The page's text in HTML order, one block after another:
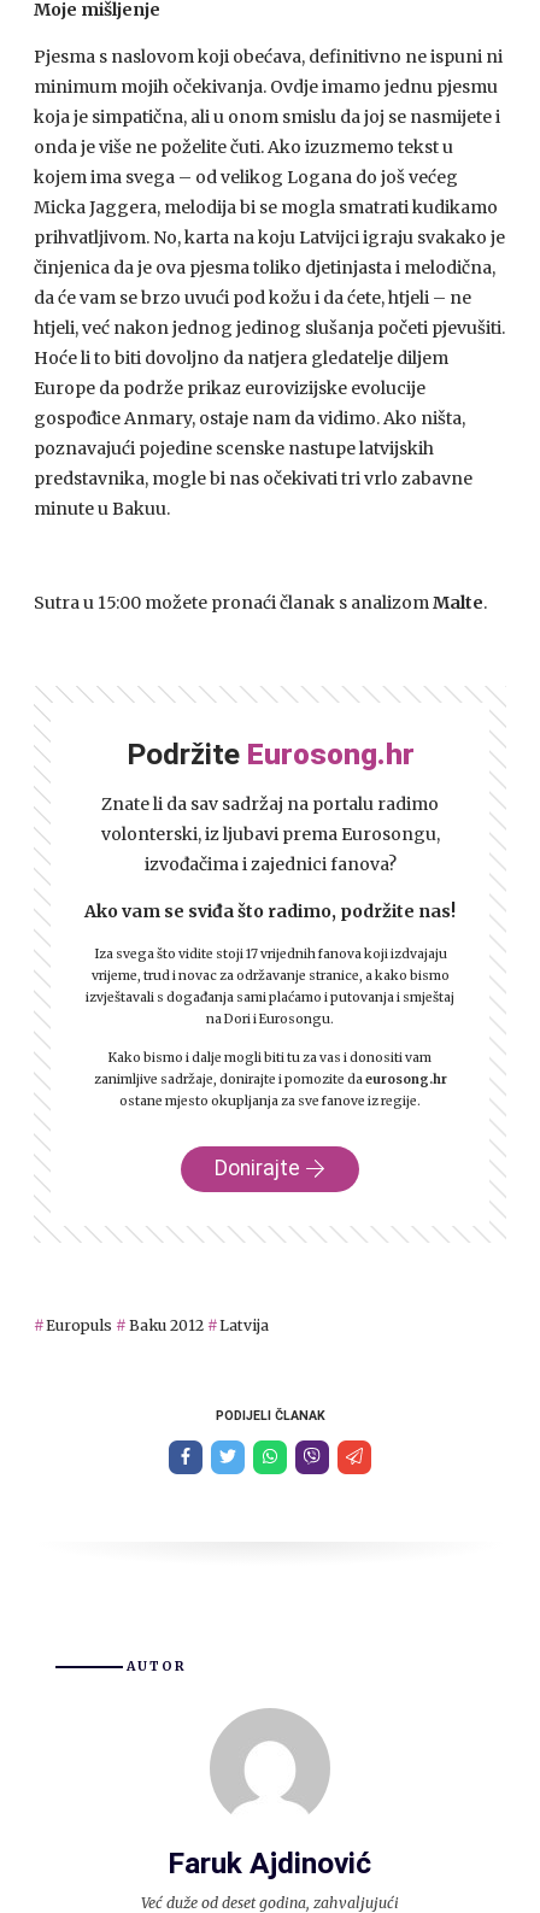
Moje mišljenje
Pjesma s naslovom koji obećava, definitivno ne ispuni ni
minimum mojih očekivanja. Ovdje imamo jednu pjesmu
koja je simpatična, ali u onom smislu da joj se nasmijete i
onda je više ne poželite čuti. Ako izuzmemo tekst u
kojem ima svega – od velikog Logana do još većeg
Micka Jaggera, melodija bi se mogla smatrati kudikamo
prihvatljivom. No, karta na koju Latvijci igraju svakako je
činjenica da je ova pjesma toliko djetinjasta i melodična,
da će vam se brzo uvući pod kožu i da ćete, htjeli – ne
htjeli, već nakon jednog jedinog slušanja početi pjevušiti.
Hoće li to biti dovoljno da natjera gledatelje diljem
Europe da podrže prikaz eurovizijske evolucije
gospođice Anmary, ostaje nam da vidimo. Ako ništa,
poznavajući pojedine scenske nastupe latvijskih
predstavnika, mogle bi nas očekivati tri vrlo zabavne
minute u Bakuu.
Sutra u 15:00 možete pronaći članak s analizom Malte.
Podržite Eurosong.hr
Znate li da sav sadržaj na portalu radimo
volonterski, iz ljubavi prema Eurosongu,
izvođačima i zajednici fanova?
Ako vam se sviđa što radimo, podržite nas!
Iza svega što vidite stoji 17 vrijednih fanova koji izdvajaju
vrijeme, trud i novac za održavanje stranice, a kako bismo
izvještavali s događanja sami plaćamo i putovanja i smještaj
na Dori i Eurosongu.
Kako bismo i dalje mogli biti tu za vas i donositi vam
zanimljive sadržaje, donirajte i pomozite da eurosong.hr
ostane mjesto okupljanja za sve fanove iz regije.
Donirajte
Europuls Baku 2012 Latvija
PODIJELI ČLANAK
AUTOR
Faruk Ajdinović
Već duže od deset godina, zahvaljujući